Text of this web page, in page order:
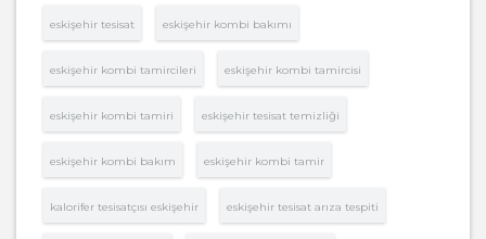
eskişehir tesisat eskişehir kombi bakımı
eskişehir kombi tamircileri eskişehir kombi tamircisi
eskişehir kombi tamiri eskişehir tesisat temizliği
eskişehir kombi bakım eskişehir kombi tamir
kalorifer tesisatçısı eskişehir eskişehir tesisat arıza tespiti